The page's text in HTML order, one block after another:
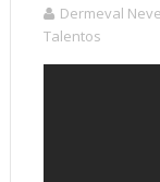
Dermeval
Talentos